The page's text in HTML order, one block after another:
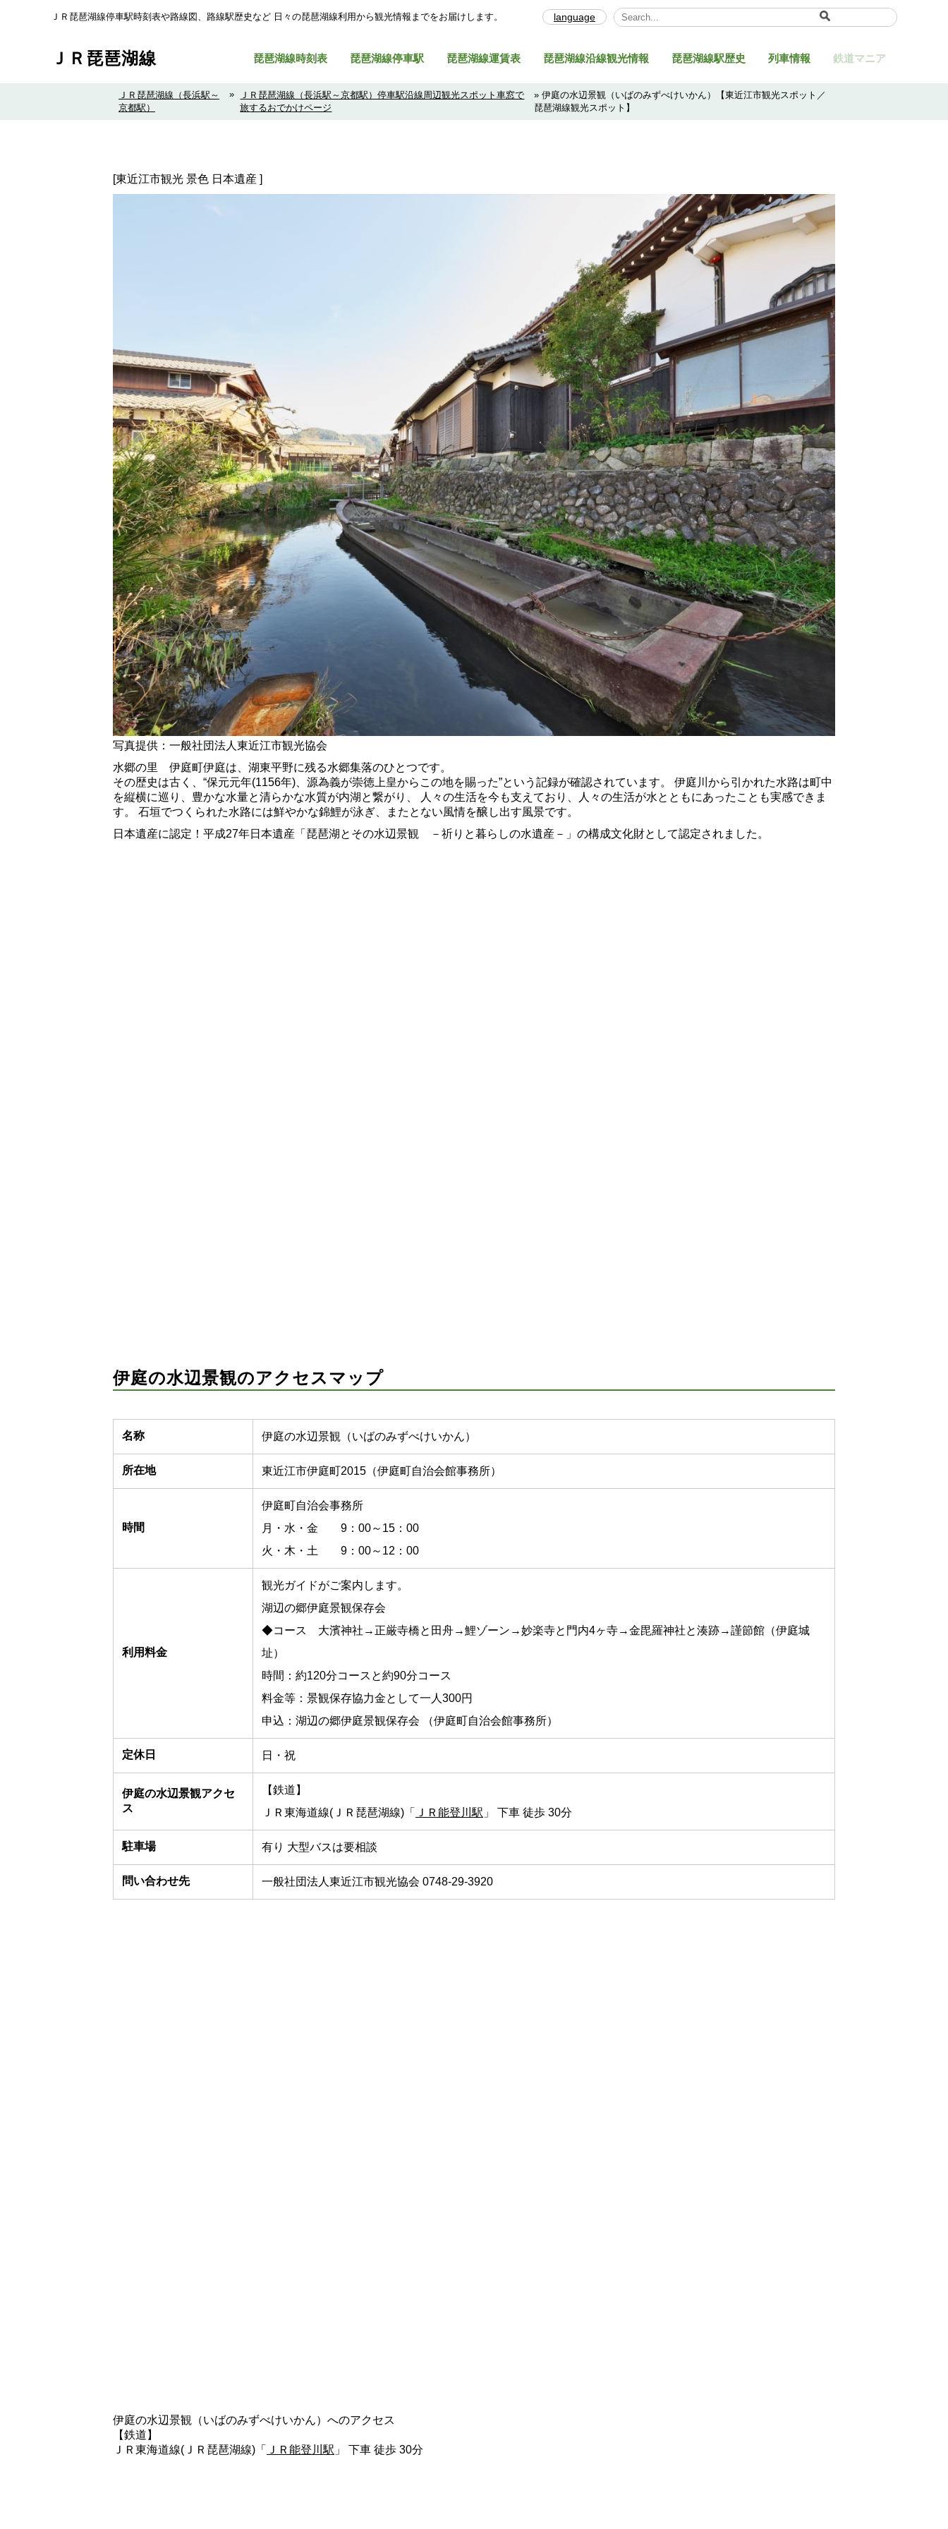
ＪＲ琵琶湖線停車駅時刻表や路線図、路線駅歴史など ⽇々の琵琶湖線利⽤から観光情報までをお届けします。 language
ＪＲ琵琶湖線 琵琶湖線時刻表 琵琶湖線停車駅 琵琶湖線運賃表 琵琶湖線沿線観光情報 琵琶湖線駅歴史 列車情報 鉄道マニア
ＪＲ琵琶湖線（長浜駅～
京都駅）
»
ＪＲ琵琶湖線（長浜駅～京都駅）停車駅沿線周辺観光スポット車窓で
旅するおでかけページ
» 伊庭の水辺景観（いばのみずべけいかん）【東近江市観光スポット／
琵琶湖線観光スポット】
[東近江市観光 景色 日本遺産 ]
写真提供：一般社団法人東近江市観光協会
水郷の里 伊庭町伊庭は、湖東平野に残る水郷集落のひとつです。
その歴史は古く、“保元元年(1156年)、源為義が崇徳上皇からこの地を賜った”という記録が確認されています。 伊庭川から引かれた水路は町中
を縦横に巡り、豊かな水量と清らかな水質が内湖と繋がり、 人々の生活を今も支えており、人々の生活が水とともにあったことも実感できま
す。 石垣でつくられた水路には鮮やかな錦鯉が泳ぎ、またとない風情を醸し出す風景です。
日本遺産に認定！平成27年日本遺産「琵琶湖とその水辺景観 －祈りと暮らしの水遺産－」の構成文化財として認定されました。
伊庭の水辺景観のアクセスマップ
名称 伊庭の水辺景観（いばのみずべけいかん）
所在地 東近江市伊庭町2015（伊庭町自治会館事務所）
時間
伊庭町自治会事務所
月・水・金 9：00～15：00
火・木・土 9：00～12：00
利用料金
観光ガイドがご案内します。
湖辺の郷伊庭景観保存会
◆コース 大濱神社→正厳寺橋と田舟→鯉ゾーン→妙楽寺と門内4ヶ寺→金毘羅神社と湊跡→謹節館（伊庭城
址）
時間：約120分コースと約90分コース
料金等：景観保存協力金として一人300円
申込：湖辺の郷伊庭景観保存会 （伊庭町自治会館事務所）
定休日 日・祝
伊庭の水辺景観アクセ
ス
【鉄道】
ＪＲ東海道線(ＪＲ琵琶湖線)「
ＪＲ能登川駅 」 下車 徒歩 30分
駐車場 有り 大型バスは要相談
問い合わせ先 一般社団法人東近江市観光協会 0748-29-3920
伊庭の水辺景観（いばのみずべけいかん）へのアクセス
【鉄道】
ＪＲ東海道線(ＪＲ琵琶湖線)「
ＪＲ能登川駅 」 下車 徒歩 30分